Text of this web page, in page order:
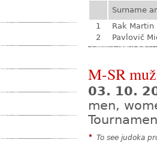
Surname
1
Rak Martin
2
Pavlovič
M-SR
03. 10.
men,
* To see judoka